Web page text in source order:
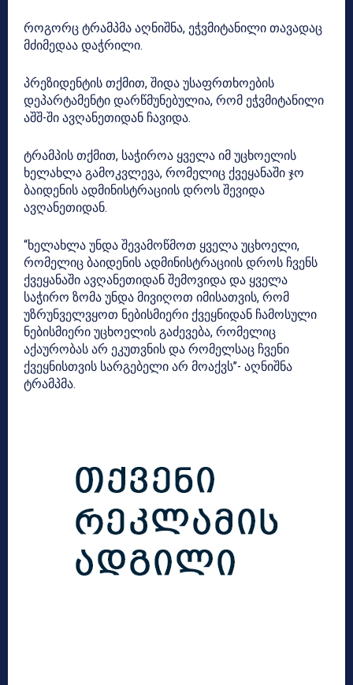
როგორც ტრამპმა აღნიშნა, ეჭვმიტანილი თავადაც
მძიმედაა დაჭრილი.
პრეზიდენტის თქმით, შიდა უსაფრთხოების
დეპარტამენტი დარწმუნებულია, რომ ეჭვმიტანილი
აშშ-ში ავღანეთიდან ჩავიდა.
ტრამპის თქმით, საჭიროა ყველა იმ უცხოელის
ხელახლა გამოკვლევა, რომელიც ქვეყანაში ჯო
ბაიდენის ადმინისტრაციის დროს შევიდა
ავღანეთიდან.
“ხელახლა უნდა შევამოწმოთ ყველა უცხოელი,
რომელიც ბაიდენის ადმინისტრაციის დროს ჩვენს
ქვეყანაში ავღანეთიდან შემოვიდა და ყველა
საჭირო ზომა უნდა მივიღოთ იმისათვის, რომ
უზრუნველვყოთ ნებისმიერი ქვეყნიდან ჩამოსული
ნებისმიერი უცხოელის გაძევება, რომელიც
აქაურობას არ ეკუთვნის და რომელსაც ჩვენი
ქვეყნისთვის სარგებელი არ მოაქვს”- აღნიშნა
ტრამპმა.